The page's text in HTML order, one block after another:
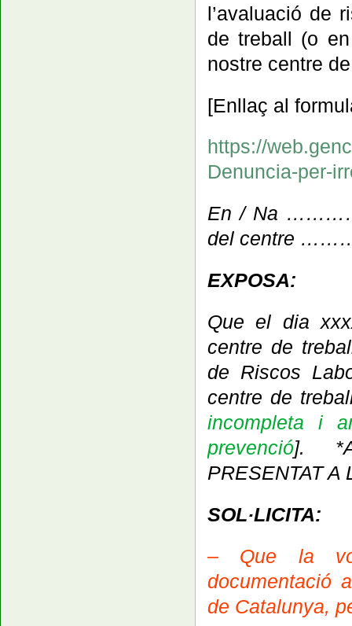
l’avaluació de
de treball (o
nostre centre
[Enllaç al
https://
Denuncia-per-
En / Na
del centre
EXPOSA:
Que el dia
centre de
de Riscos
centre de
incompleta i
prevenció].
PRESENTAT A
SOL·LICITA:
– Que la
documentació
de Catalunya,